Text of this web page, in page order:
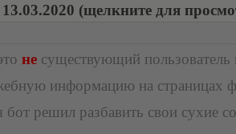
13.03.2020 (щелкните для
не существующий пользователь
информацию на страницах
бот решил разбавить свои сухие